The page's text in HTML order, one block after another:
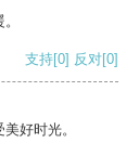
支持[0] 反对[0]
好时光。